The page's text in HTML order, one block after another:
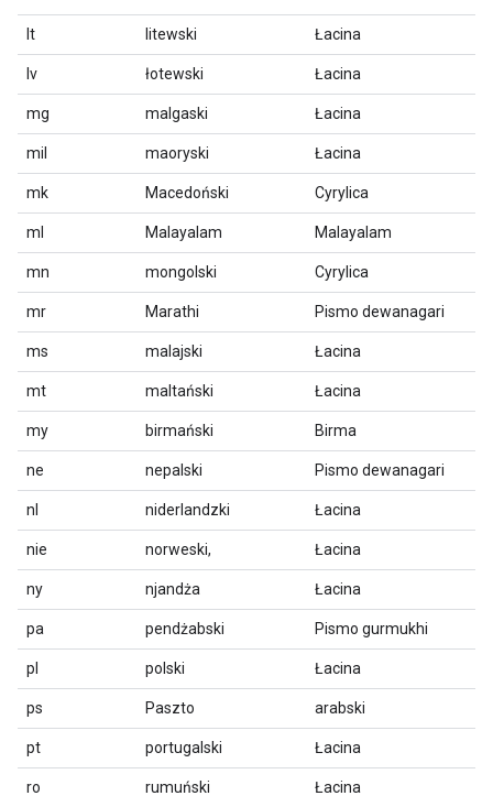
lt litewski Łacina
lv łotewski Łacina
mg malgaski Łacina
mil maoryski Łacina
mk Macedoński Cyrylica
ml Malayalam Malayalam
mn mongolski Cyrylica
mr Marathi Pismo dewanagari
ms malajski Łacina
mt maltański Łacina
my birmański Birma
ne nepalski Pismo dewanagari
nl niderlandzki Łacina
nie norweski, Łacina
ny njandża Łacina
pa pendżabski Pismo gurmukhi
pl polski Łacina
ps Paszto arabski
pt portugalski Łacina
ro rumuński Łacina